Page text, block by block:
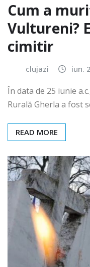
Cum a
Vultureni?
cimitir
clujazi iun.
În data de 25 iunie
Rurală Gherla a fost
READ MORE